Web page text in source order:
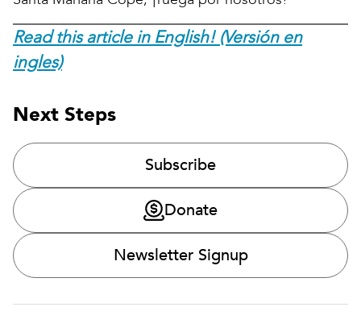
Read this article in English! (Versión en
ingles)
Next Steps
Subscribe
Donate
Newsletter Signup